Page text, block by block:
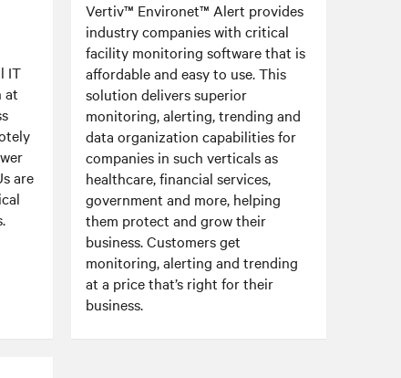
IT
at
are
Vertiv™ Environet™ Alert provides
industry companies with critical
facility monitoring software that is
affordable and easy to use. This
solution delivers superior
monitoring, alerting, trending and
data organization capabilities for
companies in such verticals as
healthcare, financial services,
government and more, helping
them protect and grow their
business. Customers get
monitoring, alerting and trending
at a price that’s right for their
business.